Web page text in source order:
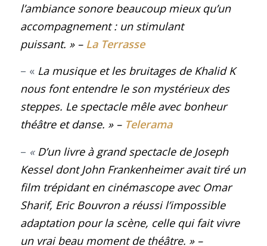
l’ambiance sonore beaucoup mieux qu’un
accompagnement : un stimulant
puissant. » – La Terrasse
– « La musique et les bruitages de Khalid K
nous font entendre le son mystérieux des
steppes. Le spectacle mêle avec bonheur
théâtre et danse. » – Telerama
– « D’un livre à grand spectacle de Joseph
Kessel dont John Frankenheimer avait tiré un
film trépidant en cinémascope avec Omar
Sharif, Eric Bouvrona réussi l’impossible
adaptation pour la scène, celle qui fait vivre
un vrai beau moment de théâtre. »–